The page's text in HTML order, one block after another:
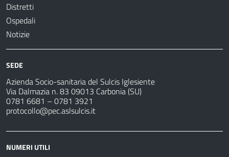
Distretti
Ospedali
Notizie
SEDE
Azienda Socio-sanitaria del Sulcis Iglesiente
Via Dalmazia n. 83 09013 Carbonia (SU)
0781 6681 – 0781 3921
protocollo@pec.aslsulcis.it
NUMERI UTILI